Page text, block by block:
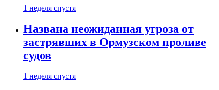
1 неделя спустя
Названа неожиданная угроза от
застрявших в Ормузском проливе
судов
1 неделя спустя